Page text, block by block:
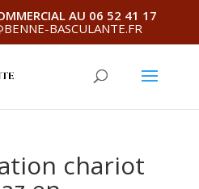
AU 06 52 41 17
BASCULANTE.FR
chariot